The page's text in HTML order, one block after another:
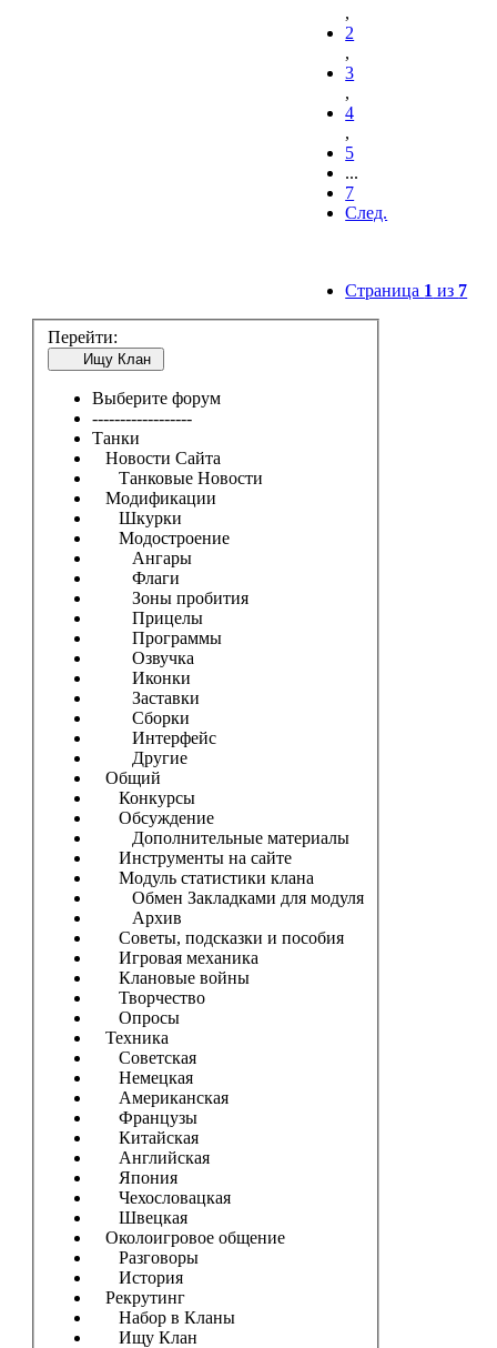
,
2
,
3
,
4
,
5
...
7
След.
Страница 1 из 7
Перейти:
Ищу Клан
Выберите форум
------------------
Танки
Новости Сайта
Танковые Новости
Модификации
Шкурки
Модостроение
Ангары
Флаги
Зоны пробития
Прицелы
Программы
Озвучка
Иконки
Заставки
Сборки
Интерфейс
Другие
Общий
Конкурсы
Обсуждение
Дополнительные материалы
Инструменты на сайте
Модуль статистики клана
Обмен Закладками для модуля
Архив
Советы, подсказки и пособия
Игровая механика
Клановые войны
Творчество
Опросы
Техника
Советская
Немецкая
Американская
Французы
Китайская
Английская
Япония
Чехословацкая
Швецкая
Околоигровое общение
Разговоры
История
Рекрутинг
Набор в Кланы
Ищу Клан